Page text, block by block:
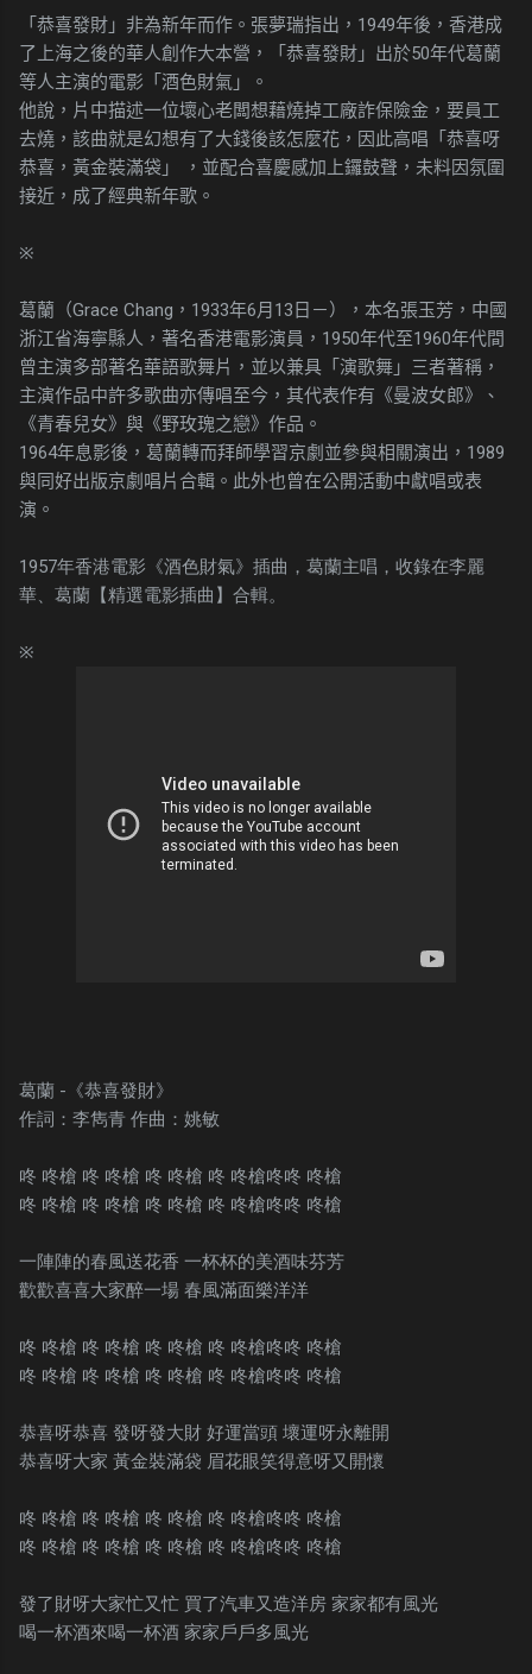
「恭喜發財」非為新年而作。 張夢瑞指出，1949年後，香港成
了上海之後的華人創作大本營，「恭喜發財」出於50年代葛蘭
等人主演的電影「酒色財氣」。
他說，片中描述一位壞心老闆想藉燒掉工廠詐保險金，要員工
去燒，該曲就是幻想有了大錢後該怎麼花，因此高唱「恭喜呀
恭喜，黃金裝滿袋」
，並配合喜慶感加上鑼鼓聲，未料因氛圍
接近，成了經典新年歌。
※
葛蘭（Grace Chang，1933年6月13日－），本名張玉芳，中國
浙江省海寧縣人，著名香港電影演員，1950年代至1960年代間
曾主演多部著名華語歌舞片，並以兼具「 演歌舞」三者著稱，
主演作品中許多歌曲亦傳唱至今，其代表作有《曼波女郎》、
《青春兒女》與《野玫瑰之戀》作品。
1964年息影後，葛蘭轉而拜師學習京劇並參與相關演出，1989
與同好出版京劇唱片合輯。 此外也曾在公開活動中獻唱或表
演。
1957年香港電影《酒色財氣》插曲，葛蘭主唱，收錄在李麗
華、葛蘭【精選電影插曲】合輯。
※
葛蘭 -《恭喜發財》
作詞：李雋青 作曲：姚敏
咚 咚槍 咚 咚槍 咚 咚槍 咚 咚槍咚咚 咚槍
咚 咚槍 咚 咚槍 咚 咚槍 咚 咚槍咚咚 咚槍
一陣陣的春風送花香 一杯杯的美酒味芬芳
歡歡喜喜大家醉一場 春風滿面樂洋洋
咚 咚槍 咚 咚槍 咚 咚槍 咚 咚槍咚咚 咚槍
咚 咚槍 咚 咚槍 咚 咚槍 咚 咚槍咚咚 咚槍
恭喜呀恭喜 發呀發大財 好運當頭 壞運呀永離開
恭喜呀大家 黃金裝滿袋 眉花眼笑得意呀又開懷
咚 咚槍 咚 咚槍 咚 咚槍 咚 咚槍咚咚 咚槍
咚 咚槍 咚 咚槍 咚 咚槍 咚 咚槍咚咚 咚槍
發了財呀大家忙又忙 買了汽車又造洋房 家家都有風光
喝一杯酒來喝一杯酒 家家戶戶多風光